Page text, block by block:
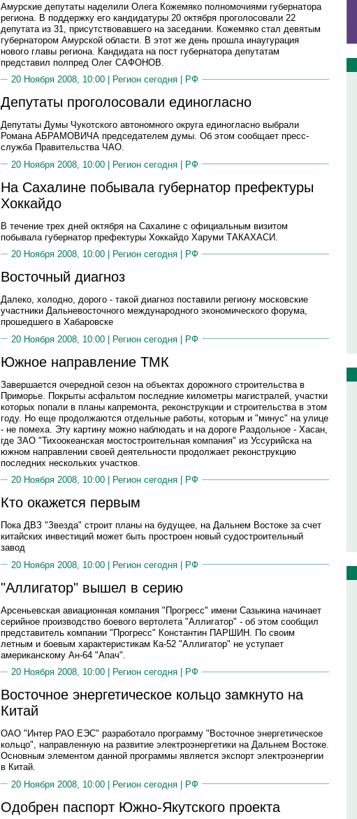
Амурские депутаты наделили Олега Кожемяко полномочиями губернатора
региона. В поддержку его кандидатуры 20 октября проголосовали 22
депутата из 31, присутствовавшего на заседании. Кожемяко стал девятым
губернатором Амурской области. В этот же день прошла инаугурация
нового главы региона. Кандидата на пост губернатора депутатам
представил полпред Олег САФОНОВ.
20 Ноября 2008, 10:00 |
Регион сегодня РФ
Депутаты проголосовали единогласно
Депутаты Думы Чукотского автономного округа единогласно выбрали
Романа АБРАМОВИЧА председателем думы. Об этом сообщает пресс-
служба Правительства ЧАО.
20 Ноября 2008, 10:00 | Регион сегодня | РФ
На Сахалине побывала губернатор префектуры
Хоккайдо
В течение трех дней октября на Сахалине с официальным визитом
побывала губернатор префектуры Хоккайдо Харуми ТАКАХАСИ.
20 Ноября 2008, 10:00 |
Регион сегодня РФ
Восточный диагноз
Далеко, холодно, дорого - такой диагноз поставили региону московские
участники Дальневосточного международного экономического форума,
прошедшего в Хабаровске
20 Ноября 2008, 10:00 | Регион сегодня | РФ
Южное направление ТМК
Завершается очередной сезон на объектах дорожного строительства в
Приморье. Покрыты асфальтом последние километры магистралей, участки
которых попали в планы капремонта, реконструкции и строительства в этом
году. Но еще продолжаются отдельные работы, которым и "минус" на улице
- не помеха. Эту картину можно наблюдать и на дороге Раздольное - Хасан,
где ЗАО "Тихоокеанская мостостроительная компания" из Уссурийска на
южном направлении своей деятельности продолжает реконструкцию
последних нескольких участков.
20 Ноября 2008, 10:00 |
Регион сегодня РФ
Кто окажется первым
Пока ДВЗ "Звезда" строит планы на будущее, на Дальнем Востоке за счет
китайских инвестиций может быть простроен новый судостроительный
завод
20 Ноября 2008, 10:00 | Регион сегодня | РФ
"Аллигатор" вышел в серию
Арсеньевская авиационная компания "Прогресс" имени Сазыкина начинает
серийное производство боевого вертолета "Аллигатор" - об этом сообщил
представитель компании "Прогресс" Константин ПАРШИН. По своим
летным и боевым характеристикам Ка-52 "Аллигатор" не уступает
американскому Ан-64 "Апач".
20 Ноября 2008, 10:00 |
Регион сегодня РФ
Восточное энергетическое кольцо замкнуто на
Китай
ОАО "Интер РАО ЕЭС" разработало программу "Восточное энергетическое
кольцо", направленную на развитие электроэнергетики на Дальнем Востоке.
Основным элементом данной программы является экспорт электроэнергии
в Китай.
20 Ноября 2008, 10:00 | Регион сегодня | РФ
Одобрен паспорт Южно-Якутского проекта